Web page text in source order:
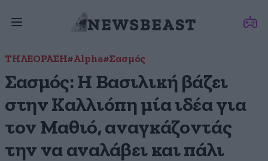
ΤΗΛΕΟΡΑΣΗ#Alpha#Σασμός
Σασμός: Η Βασιλική βάζει
στην Καλλιόπη μία ιδέα για
τον Μαθιό, αναγκάζοντάς
την να αναλάβει και πάλι